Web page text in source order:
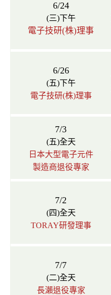
6/24
(三)下午
電子技研(株)理事
6/26
(五)下午
電子技研(株)理事
7/3
(五)全天
日本大型電子元件
製造商退役專家
7/2
(四)全天
TORAY研發理事
7/7
(二)全天
長瀨退役專家